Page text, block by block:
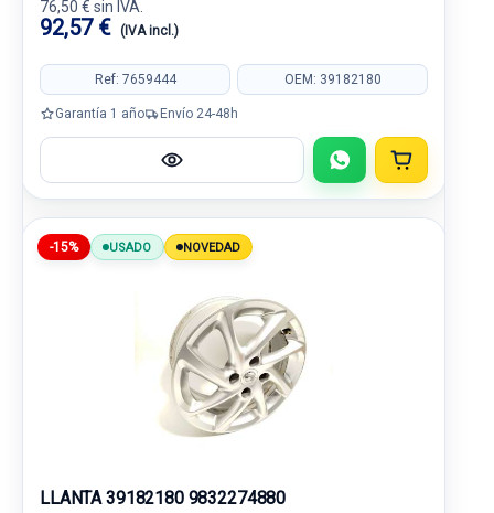
76,50 € sin IVA.
92,57 € (IVA incl.)
Ref: 7659444 OEM: 39182180
Garantía 1 año Envío 24-48h
-15% USADO NOVEDAD
LLANTA 39182180 9832274880